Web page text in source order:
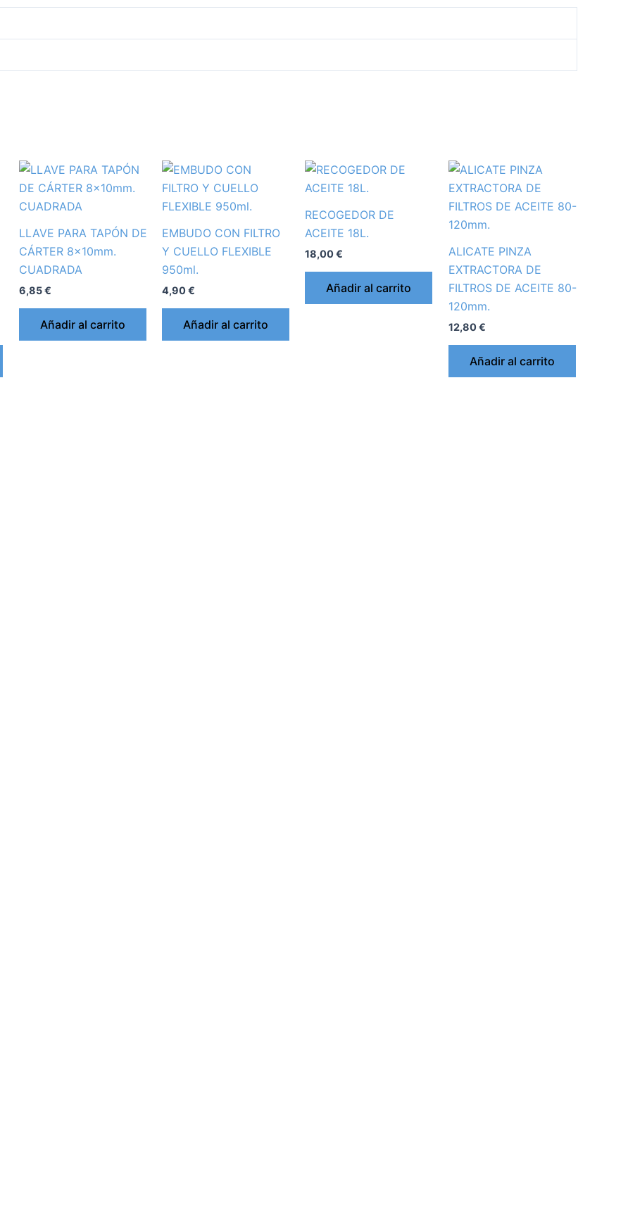
LLAVE PARA TAPÓN DE
CÁRTER 8x10mm.
CUADRADA
6,85€
Añadir al carrito
EMBUDO CON FILTRO
Y CUELLO FLEXIBLE
950ml.
4,90€
Añadir al carrito
RECOGEDOR DE
ACEITE 18L.
18,00€
Añadir al carrito
ALICATE PINZA
EXTRACTORA DE
FILTROS DE ACEITE 80-
120mm.
12,80€
Añadir al carrito